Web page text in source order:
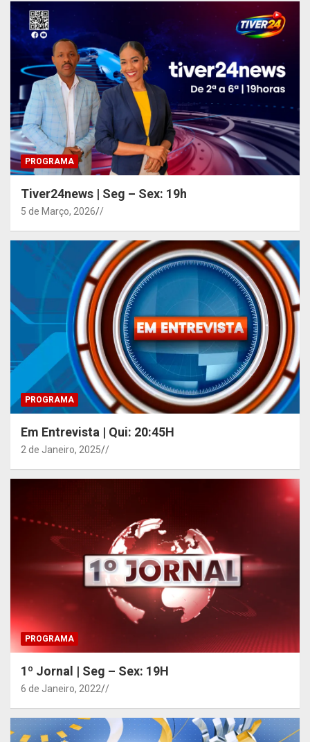
PROGRAMA
Tiver24news | Seg – Sex: 19h
5 de Março, 2026 /
PROGRAMA
Em Entrevista | Qui: 20:45H
2 de Janeiro, 2025 /
PROGRAMA
1º Jornal | Seg – Sex: 19H
6 de Janeiro, 2022 /